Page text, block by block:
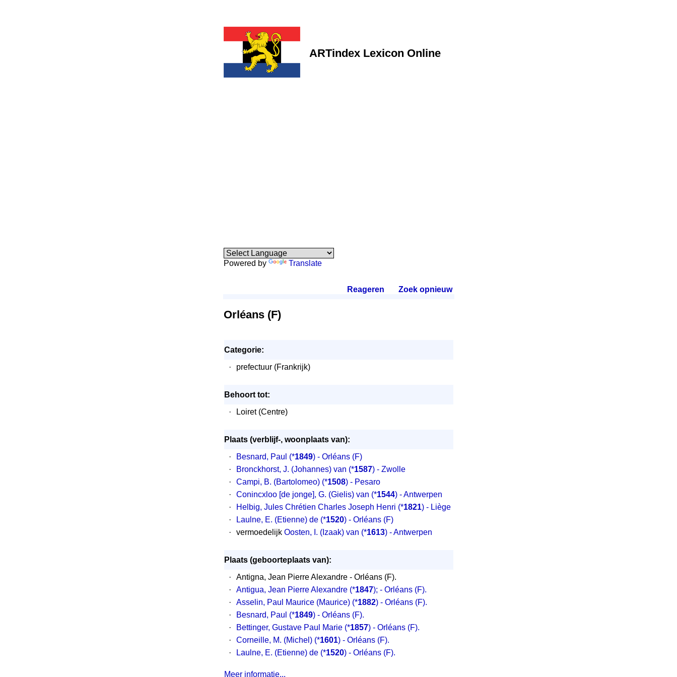
ARTindex Lexicon Online
Powered by Translate
Reageren Zoek opnieuw.
Orléans (F)
Categorie:
·
prefectuur (Frankrijk)
Behoort tot:
·
Loiret (Centre)
Plaats (verblijf-, woonplaats van):
·
Besnard, Paul (*1849) - Orléans (F)
·
Bronckhorst, J. (Johannes) van (*1587) - Zwolle
·
Campi, B. (Bartolomeo) (*1508) - Pesaro
·
Conincxloo [de jonge], G. (Gielis) van (*1544) - Antwerpen
·
Helbig, Jules Chrétien Charles Joseph Henri (*1821) - Liège
·
Laulne, E. (Etienne) de (*1520) - Orléans (F)
·
vermoedelijk Oosten, I. (Izaak) van (*1613) - Antwerpen
Plaats (geboorteplaats van):
·
Antigna, Jean Pierre Alexandre - Orléans (F).
·
Antigua, Jean Pierre Alexandre (*1847); - Orléans (F).
·
Asselin, Paul Maurice (Maurice) (*1882) - Orléans (F).
·
Besnard, Paul (*1849) - Orléans (F).
·
Bettinger, Gustave Paul Marie (*1857) - Orléans (F).
·
Corneille, M. (Michel) (*1601) - Orléans (F).
·
Laulne, E. (Etienne) de (*1520) - Orléans (F).
Meer informatie...